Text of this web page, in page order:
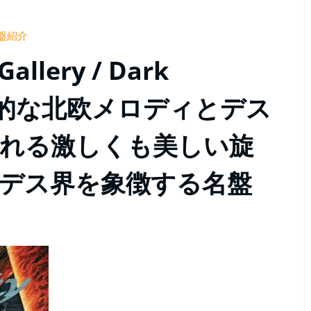
紹介
/ Dark
北欧メロディとデス
る激しくも美しい旋
ス界を象徴する名盤